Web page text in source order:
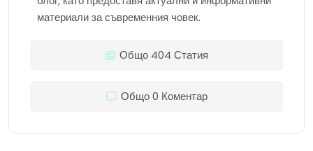
материали за съвременния човек.
Общо 404 Статия
Общо 0 Коментар